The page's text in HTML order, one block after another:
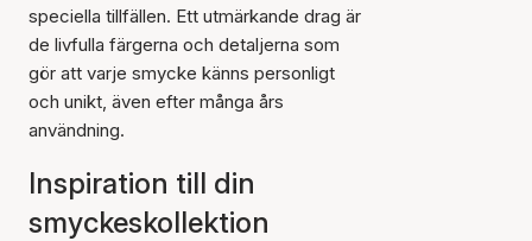
speciella tillfällen. Ett utmärkande drag är
de livfulla färgerna och detaljerna som
gör att varje smycke känns personligt
och unikt, även efter många års
användning.
Inspiration till din
smyckeskollektion